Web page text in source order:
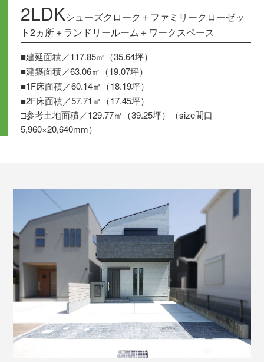
2LDKシューズクローク＋ファミリークローゼッ
ト2ヵ所＋ランドリールーム＋ワークスペース
■建延面積／117.85㎡（35.64坪）
■建築面積／63.06㎡（19.07坪）
■1F床面積／60.14㎡（18.19坪）
■2F床面積／57.71㎡（17.45坪）
□参考土地面積／129.77㎡（39.25坪）（size間口
5,960×20,640mm）